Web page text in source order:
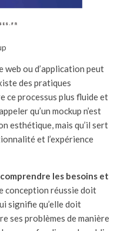
web ou d’application peut
des pratiques
ce processus plus fluide et
qu’un mockup n’est
esthétique, mais qu’il sert
et l’expérience
comprendre les besoins et
conception réussie doit
signifie qu’elle doit
ses problèmes de manière